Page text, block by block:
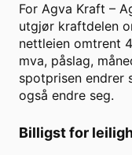
For Agva Kraft –
utgjør kraftdelen
nettleien omtrent
mva, påslag,
spotprisen endrer
også endre seg.
Billigst for